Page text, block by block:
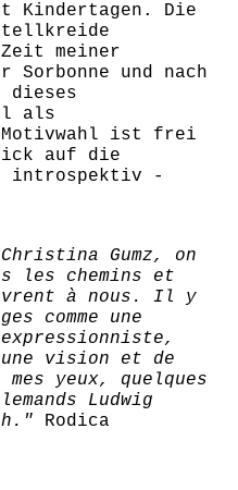
Kindertagen. Die
meiner
Sorbonne und nach
dieses
als
ist frei
auf die
introspektiv -
Gumz, on
les chemins et
à nous. Il y
comme une
expressionniste,
vision et de
yeux, quelques
Ludwig
Rodica